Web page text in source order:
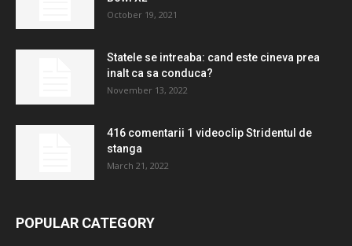
October 19, 2021
Statele se intreaba: cand este cineva prea
inalt ca sa conduca?
November 13, 2022
416 comentarii 1 videoclip Stridentul de
stanga
March 21, 2022
POPULAR CATEGORY